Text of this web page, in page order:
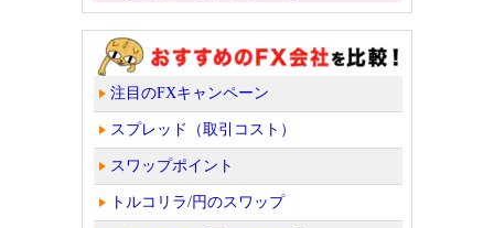
注目のFXキャンペーン
スプレッド（取引コスト）
スワップポイント
トルコリラ/円のスワップ